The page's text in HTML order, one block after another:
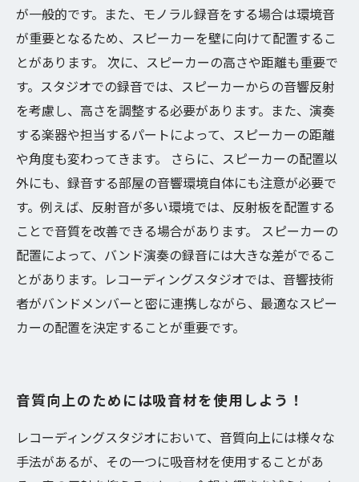
が一般的です。また、モノラル録音をする場合は環境音
が重要となるため、スピーカーを壁に向けて配置するこ
とがあります。 次に、スピーカーの高さや距離も重要で
す。スタジオでの録音では、スピーカーからの音響反射
を考慮し、高さを調整する必要があります。また、演奏
する楽器や担当するパートによって、スピーカーの距離
や角度も変わってきます。 さらに、スピーカーの配置以
外にも、録音する部屋の音響環境自体にも注意が必要で
す。例えば、反射音が多い環境では、反射板を配置する
ことで音質を改善できる場合があります。 スピーカーの
配置によって、バンド演奏の録音には大きな差がでるこ
とがあります。レコーディングスタジオでは、音響技術
者がバンドメンバーと密に連携しながら、最適なスピー
カーの配置を決定することが重要です。
音質向上のためには吸音材を使用しよう！
レコーディングスタジオにおいて、音質向上には様々な
手法があるが、その一つに吸音材を使用することがあ